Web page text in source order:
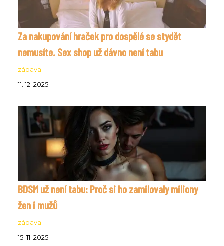
Za nakupování hraček pro dospělé se stydět
nemusíte. Sex shop už dávno není tabu
zábava
11. 12. 2025
BDSM už není tabu: Proč si ho zamilovaly miliony
žen i mužů
zábava
15. 11. 2025